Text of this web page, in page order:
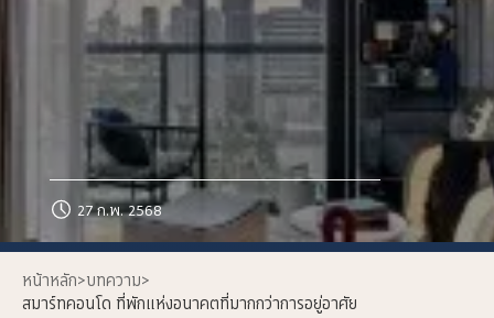
27 ก.พ. 2568
หน้าหลัก>บทความ>
สมาร์ทคอนโด ที่พักแห่งอนาคตที่มากกว่าการอยู่อาศัย